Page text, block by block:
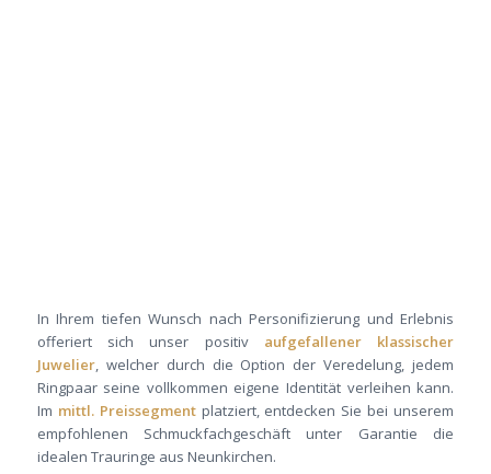
In Ihrem tiefen Wunsch nach Personifizierung und Erlebnis
offeriert sich unser positivaufgefallener klassischer
Juwelier, welcher durch die Option der Veredelung, jedem
Ringpaar seine vollkommen eigene Identität verleihen kann.
Im mittl. Preissegmentplatziert, entdecken Sie bei unserem
empfohlenen Schmuckfachgeschäft unter Garantie die
idealen Trauringe aus Neunkirchen.